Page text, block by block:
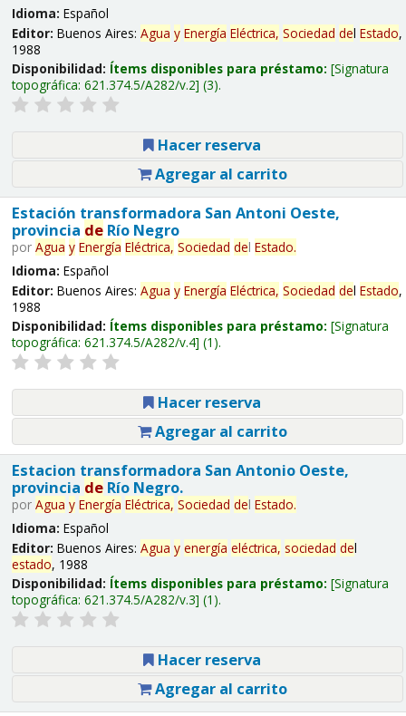
Idioma: Español
Editor: Buenos Aires: Agua y Energía Eléctrica, Sociedad del Estado,
1988
Disponibilidad: Ítems disponibles para préstamo: Signatura
topográfica: 621.374.5/A282/v.2 (3).
Hacer reserva
Agregar al carrito
Estación transformadora San Antoni Oeste,
provincia deRío Negro
por Agua y Energía Eléctrica, Sociedad del Estado.
Idioma: Español
Editor: Buenos Aires: Agua y Energía Eléctrica, Sociedad del Estado,
1988
Disponibilidad: Ítems disponibles para préstamo: Signatura
topográfica: 621.374.5/A282/v.4 (1).
Hacer reserva
Agregar al carrito
Estacion transformadora San Antonio Oeste,
provincia deRío Negro.
por Agua y Energía Eléctrica, Sociedad del Estado.
Idioma: Español
Editor: Buenos Aires: Agua y energía eléctrica, sociedad del
estado, 1988
Disponibilidad: Ítems disponibles para préstamo: Signatura
topográfica: 621.374.5/A282/v.3 (1).
Hacer reserva
Agregar al carrito